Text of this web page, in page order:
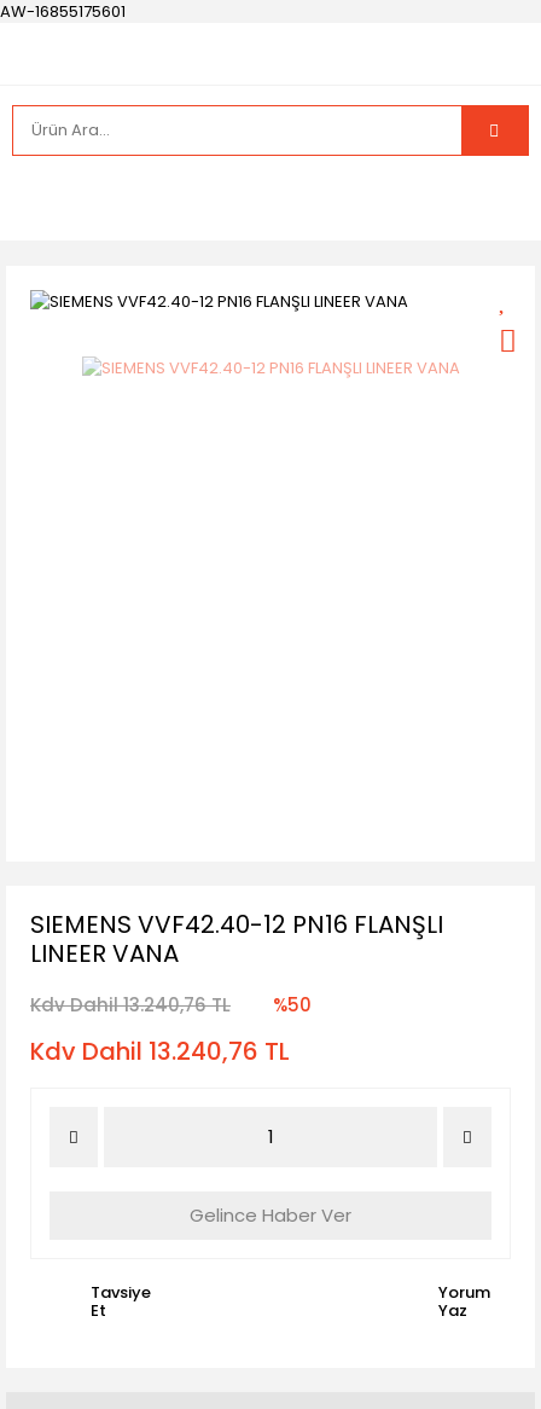
AW-16855175601
SIEMENS VVF42.40-12 PN16 FLANŞLI
LINEER VANA
Kdv Dahil 13.240,76 TL %50
Kdv Dahil 13.240,76 TL
Gelince Haber Ver
Tavsiye
Et
Yorum
Yaz